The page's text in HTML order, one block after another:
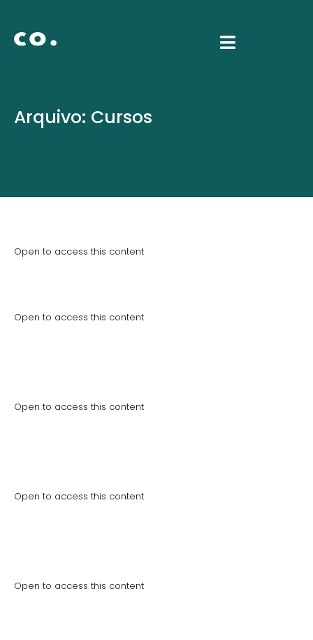
Arquivo: Cursos
Open to access this content
Open to access this content
Open to access this content
Open to access this content
Open to access this content